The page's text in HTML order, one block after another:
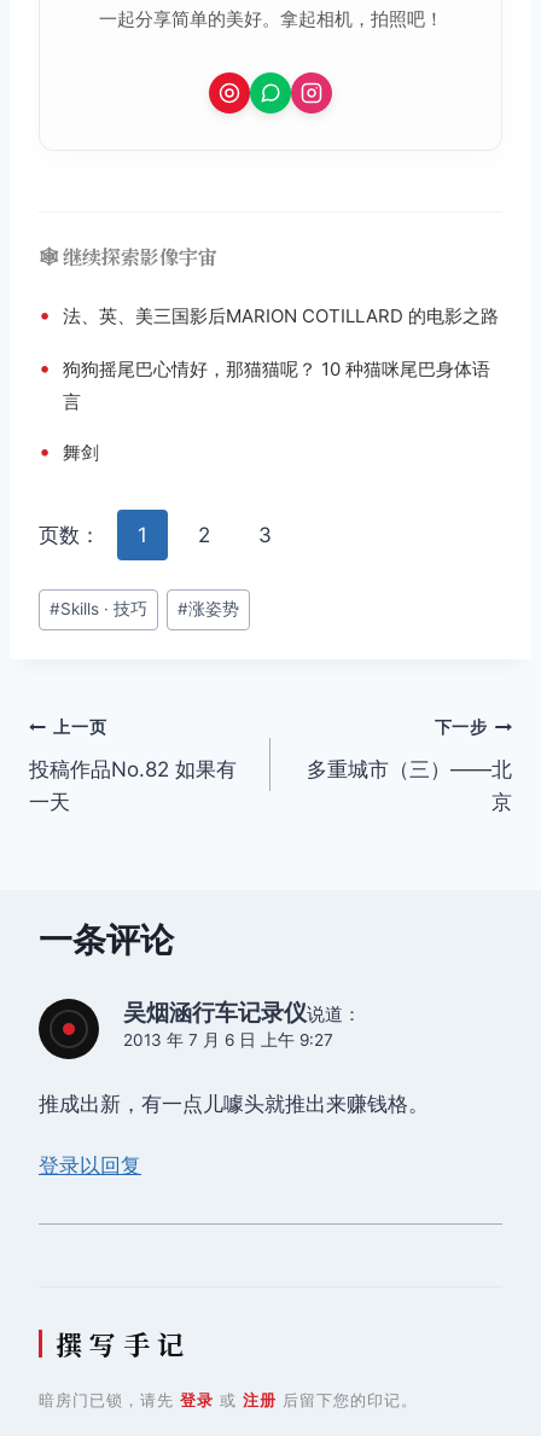
一起分享简单的美好。拿起相机，拍照吧！
🕸️ 继续探索影像宇宙
• 法、英、美三国影后MARION COTILLARD 的电影之路
•
狗狗摇尾巴心情好，那猫猫呢？ 10 种猫咪尾巴身体语
言
• 舞剑
页数： 1 2 3
文
章
#Skills · 技巧 #涨姿势
文
章
上一页
投稿作品No.82 如果有
一天
下一步
多重城市（三）——北
京
一条评论
吴烟涵行车记录仪说道：
2013 年 7 月 6 日 上午 9:27
推成出新，有一点儿噱头就推出来赚钱格。
登录以回复
撰 写 手 记
暗房门已锁，请先 登录 或 注册 后留下您的印记。